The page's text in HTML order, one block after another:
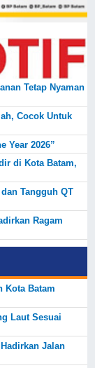
Tetap Nyaman
Cocok Untuk
Year 2026”
di Kota Batam,
Tangguh QT
Ragam
Kota Batam
Laut Sesuai
Jalan